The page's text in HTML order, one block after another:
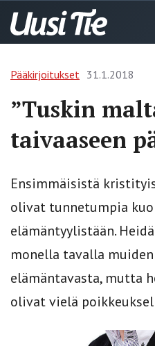
Pääkirjoitukset 31.1.2018
”Tuskin
taivaaseen
Ensimmäisistä
olivat tunnetumpia
elämäntyylistään.
monella tavalla
elämäntavasta, mutta
olivat vielä